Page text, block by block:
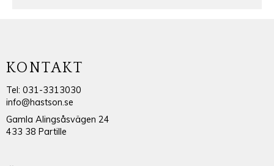
KONTAKT
Tel: 031-3313030
info@hastson.se
Gamla Alingsåsvägen 24
433 38 Partille